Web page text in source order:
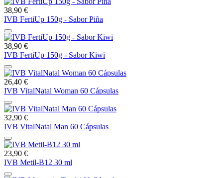
38,90 €
IVB FertiUp 150g - Sabor Piña
38,90 €
IVB FertiUp 150g - Sabor Kiwi
26,40 €
IVB VitalNatal Woman 60 Cápsulas
32,90 €
IVB VitalNatal Man 60 Cápsulas
23,90 €
IVB Metil-B12 30 ml